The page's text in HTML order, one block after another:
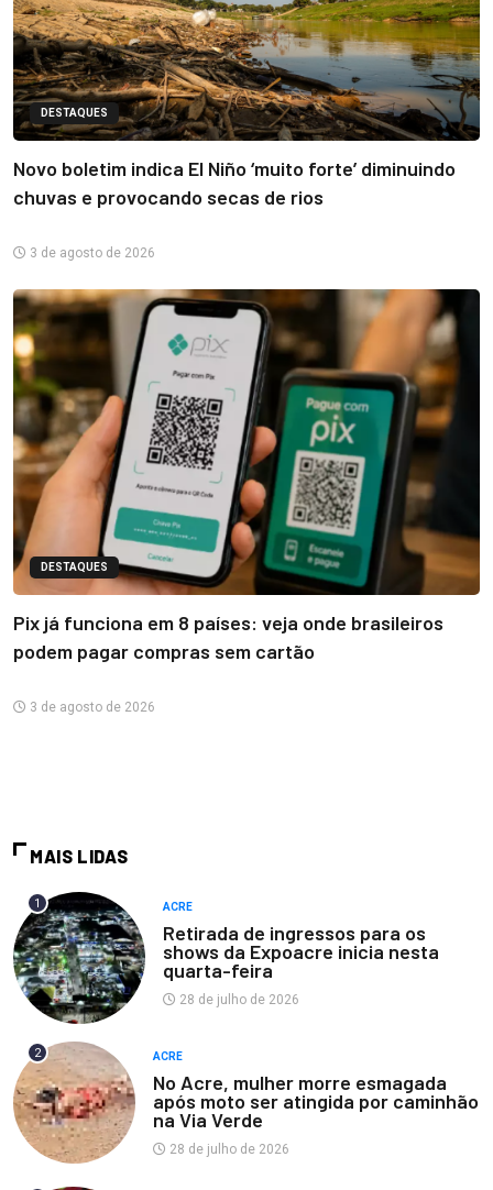
DESTAQUES
Novo boletim indica El Niño ‘muito forte’ diminuindo
chuvas e provocando secas de rios
3 de agosto de 2026
DESTAQUES
Pix já funciona em 8 países: veja onde brasileiros
podem pagar compras sem cartão
3 de agosto de 2026
MAIS LIDAS
1 ACRE
Retirada de ingressos para os
shows da Expoacre inicia nesta
quarta-feira
28 de julho de 2026
2 ACRE
No Acre, mulher morre esmagada
após moto ser atingida por caminhão
na Via Verde
28 de julho de 2026